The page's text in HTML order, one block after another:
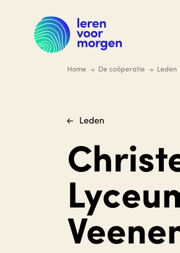
hoofdinhoud
Home De coöperatie Leden
Leden